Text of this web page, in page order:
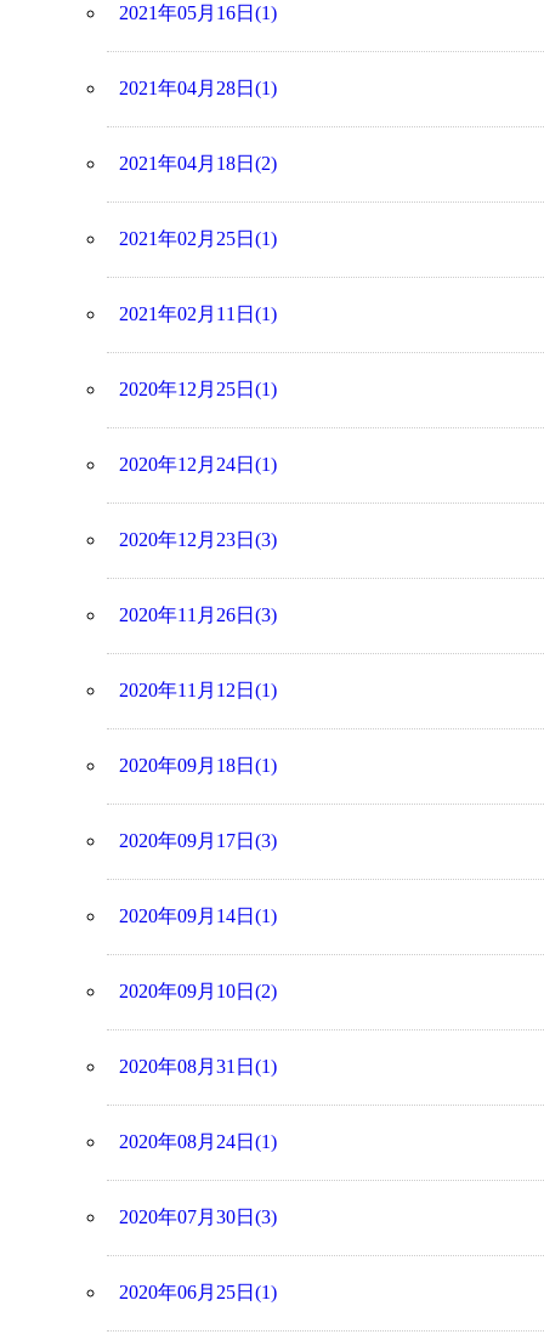
2021年05月16日(1)
2021年04月28日(1)
2021年04月18日(2)
2021年02月25日(1)
2021年02月11日(1)
2020年12月25日(1)
2020年12月24日(1)
2020年12月23日(3)
2020年11月26日(3)
2020年11月12日(1)
2020年09月18日(1)
2020年09月17日(3)
2020年09月14日(1)
2020年09月10日(2)
2020年08月31日(1)
2020年08月24日(1)
2020年07月30日(3)
2020年06月25日(1)